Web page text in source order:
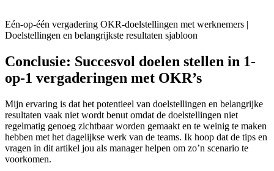
Eén-op-één vergadering OKR-doelstellingen met werknemers |
Doelstellingen en belangrijkste resultaten sjabloon
Conclusie: Succesvol doelen stellen in 1-
op-1 vergaderingen met OKR’s
Mijn ervaring is dat het potentieel van doelstellingen en belangrijke
resultaten vaak niet wordt benut omdat de doelstellingen niet
regelmatig genoeg zichtbaar worden gemaakt en te weinig te maken
hebben met het dagelijkse werk van de teams. Ik hoop dat de tips en
vragen in dit artikel jou als manager helpen om zo’n scenario te
voorkomen.